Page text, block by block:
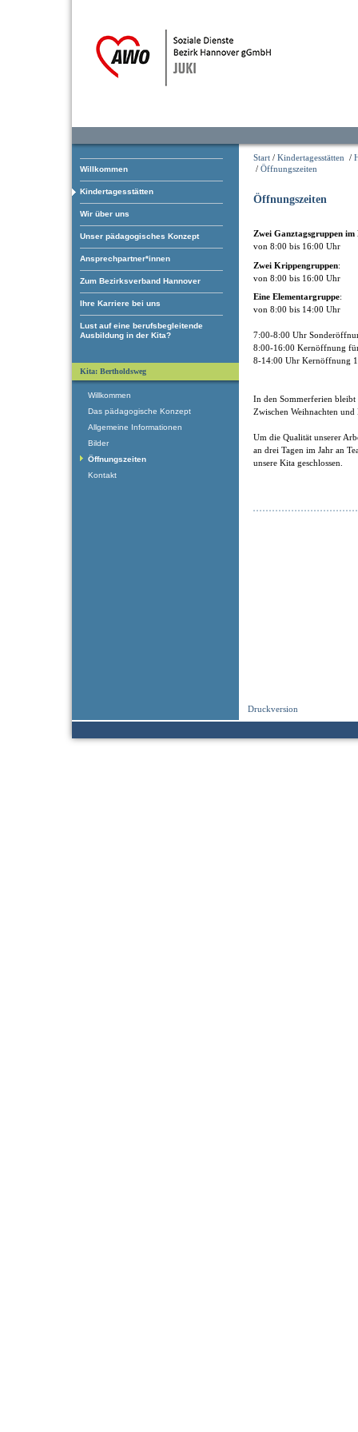
Willkommen
Kindertagesstätten
Wir über uns
Unser pädagogisches Konzept
Ansprechpartner*innen
Zum Bezirksverband Hannover
Ihre Karriere bei uns
Lust auf eine berufsbegleitende
Ausbildung in der Kita?
Start / Kindertagesstätten /
/ Öffnungszeiten
Öffnungszeiten
Zwei Ganztagsgruppen im
von 8:00 bis 16:00 Uhr
Zwei Krippengruppen:
von 8:00 bis 16:00 Uhr
Eine Elementargruppe:
von 8:00 bis 14:00 Uhr
7:00-8:00 Uhr
8:00-16:00 Kernöffnung
8-14:00 Uhr Kernöffnung
In den Sommerferien bleibt
Zwischen Weihnachten
Um die Qualität unserer
an drei Tagen im Jahr an
unsere Kita geschlossen.
Druckversion
Kita: Bertholdsweg
Willkommen
Das pädagogische Konzept
Allgemeine Informationen
Bilder
Öffnungszeiten
Kontakt